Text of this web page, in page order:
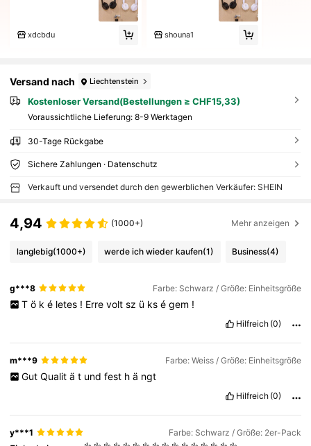
xdcbdu shouna1
Versand nach Liechtenstein
Kostenloser Versand(Bestellungen ≥ CHF15,33)
Voraussichtliche Lieferung: 8-9 Werktagen
30-Tage Rückgabe
Sichere Zahlungen · Datenschutz
Verkauft und versendet durch den gewerblichen Verkäufer: SHEIN
4,94 (1000+) Mehr anzeigen
langlebig(1000+) werde ich wieder kaufen(1) Business(4)
g***8 Farbe: Schwarz / Größe: Einheitsgröße
T ö k é letes ! Erre volt sz ü ks é gem !
Hilfreich (0)
m***9 Farbe: Weiss / Größe: Einheitsgröße
Gut Qualit ä t und fest h ä ngt
Hilfreich (0)
y***1 Farbe: Schwarz / Größe: 2er-Pack